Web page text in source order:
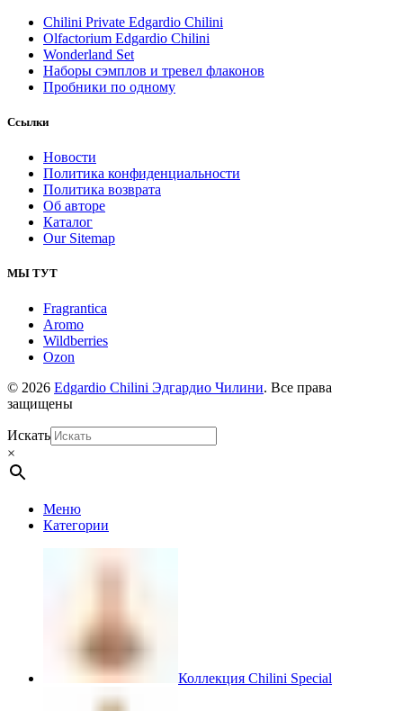
Chilini Private Edgardio Chilini
Olfactorium Edgardio Chilini
Wonderland Set
Наборы сэмплов и тревел флаконов
Пробники по одному
Ссылки
Новости
Политика конфиденциальности
Политика возврата
Об авторе
Каталог
Our Sitemap
МЫ ТУТ
Fragrantica
Aromo
Wildberries
Ozon
© 2026 Edgardio Chilini Эдгардио Чилини. Все права
защищены
Искать
×
Меню
Категории
Коллекция Chilini Special